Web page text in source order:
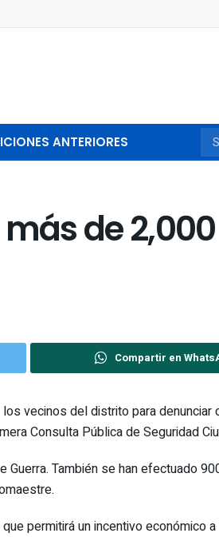
ANTERIORES
de 2,000
Compartir en
vecinos del distrito para
Consulta Pública de Seguridad
También se han efectuado
permitirá un incentivo económico a